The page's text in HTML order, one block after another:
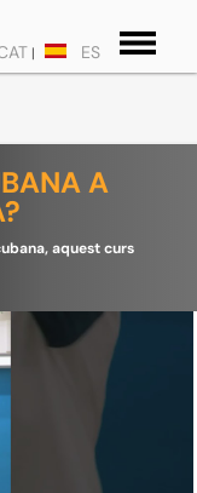
ES
A
aquest curs